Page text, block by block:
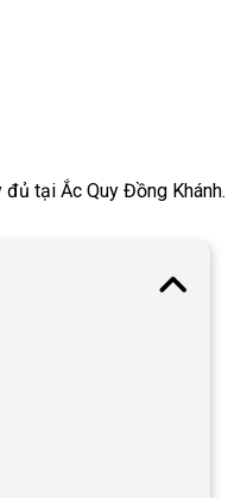
tại Ắc Quy Đồng Khánh.